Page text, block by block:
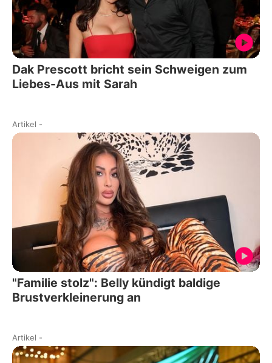
Dak Prescott bricht sein Schweigen zum
Liebes-Aus mit Sarah
Artikel -
"Familie stolz": Belly kündigt baldige
Brustverkleinerung an
Artikel -